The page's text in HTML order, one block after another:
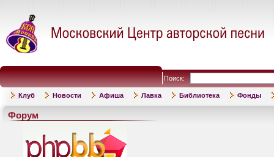
Поиск:
Клуб Новости Афиша Лавка Библиотека Фонды
Форум